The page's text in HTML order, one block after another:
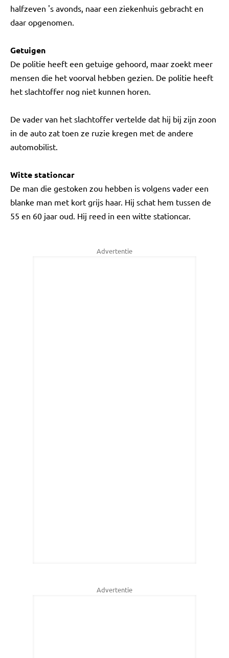
halfzeven 's avonds, naar een ziekenhuis gebracht en
daar opgenomen.
Getuigen
De politie heeft een getuige gehoord, maar zoekt meer
mensen die het voorval hebben gezien. De politie heeft
het slachtoffer nog niet kunnen horen.
De vader van het slachtoffer vertelde dat hij bij zijn zoon
in de auto zat toen ze ruzie kregen met de andere
automobilist.
Witte stationcar
De man die gestoken zou hebben is volgens vader een
blanke man met kort grijs haar. Hij schat hem tussen de
55 en 60 jaar oud. Hij reed in een witte stationcar.
Advertentie
Advertentie